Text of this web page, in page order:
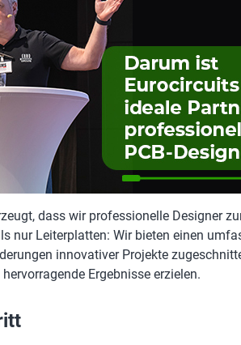
dass wir professionelle Designer
nur Leiterplatten: Wir bieten einen
innovativer Projekte
Ergebnisse erzielen.